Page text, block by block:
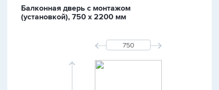
Балконная дверь с монтажом
(установкой), 750 х 2200 мм